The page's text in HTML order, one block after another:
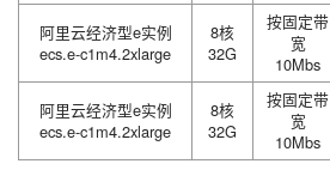
阿里云经济型e实例
ecs.e-c1m4.2xlarge
8核
32G
按固定带
宽
10Mbs
阿里云经济型e实例
ecs.e-c1m4.2xlarge
8核
32G
按固定带
宽
10Mbs